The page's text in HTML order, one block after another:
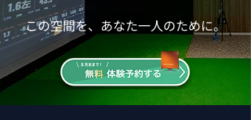
​この空間を、あなた一人のために。